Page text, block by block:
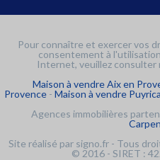
Pour connaître et exercer vos
consentement à
Internet, veuillez consulter
Maison à vendre Aix en
Provence - Maison à vendre
Agences immobilières
Site réalisé par signo.fr - Tous
© 2016 - SIRET :